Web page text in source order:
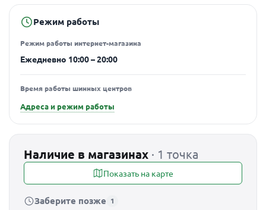
Режим работы
Режим работы интернет-магазина
Ежедневно 10:00 – 20:00
Время работы шинных центров
Адреса и режим работы
Наличие в магазинах · 1 точка
Показать на карте
Заберите позже 1